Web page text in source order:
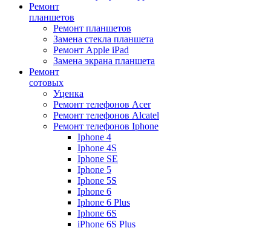
Ремонт
планшетов
Ремонт планшетов
Замена стекла планшета
Ремонт Apple iPad
Замена экрана планшета
Ремонт
сотовых
Уценка
Ремонт телефонов Acer
Ремонт телефонов Alcatel
Ремонт телефонов Iphone
Iphone 4
Iphone 4S
Iphone SE
Iphone 5
Iphone 5S
Iphone 6
Iphone 6 Plus
Iphone 6S
iPhone 6S Plus